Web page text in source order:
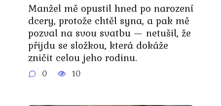
Manžel mě opustil hned po narození
dcery, protože chtěl syna, a pak mě
pozval na svou svatbu — netušil, že
přijdu se složkou, která dokáže
zničit celou jeho rodinu.
0 10